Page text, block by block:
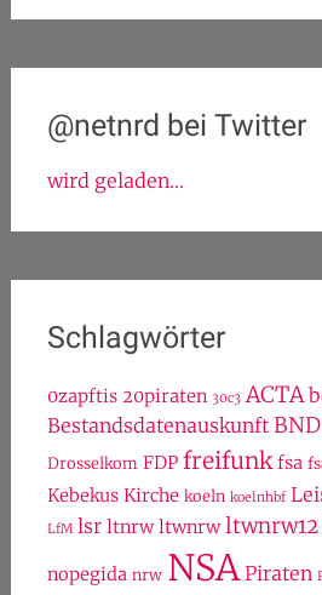
@netnrd bei Twitter
wird geladen...
Schlagwörter
0zapftis 20piraten 30c3 ACTA
Bestandsdatenauskunft BND
Drosselkom FDP freifunk fsa
Kebekus Kirche koeln koelnhbf
LfM lsr ltnrw ltwnrw ltwnrw12
nopegida nrw NSA Piraten